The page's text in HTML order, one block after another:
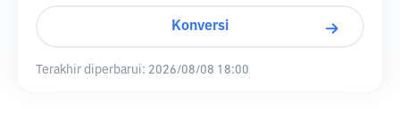
Konversi
Terakhir diperbarui: 2026/08/08 18:00